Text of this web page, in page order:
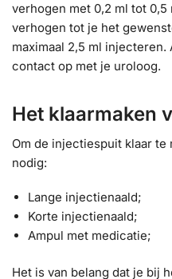
verhogen met 0,2 ml tot
verhogen tot je het
maximaal 2,5 ml
contact op met je uroloog.
Het klaarmaken
Om de injectiespuit klaar te
nodig:
Lange injectienaald;
Korte injectienaald;
Ampul met medicatie;
Het is van belang dat je bij